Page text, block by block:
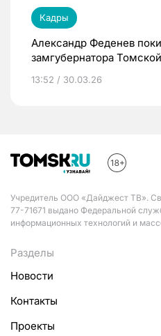
Кадры
Александр Феденев
замгубернатора
13:52 / 30.03.26
Учредитель ООО «Дайджест ТВ».
77-71671 выдано Федеральной
информационных технологий и
Разделы
Новости
Контакты
Проекты